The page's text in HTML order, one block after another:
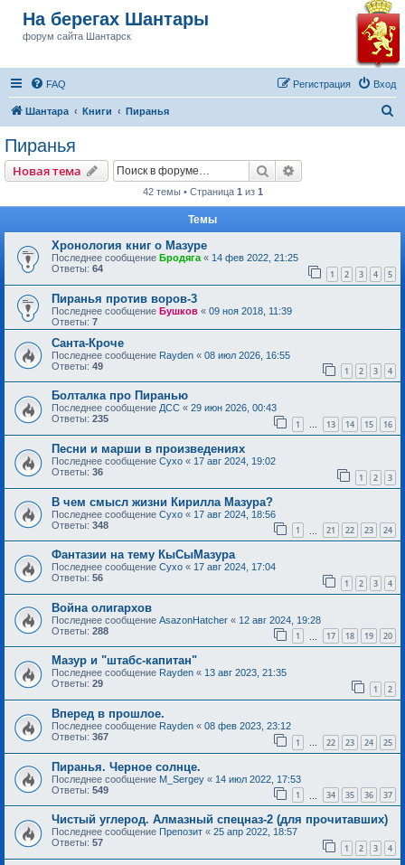
На берегах Шантары
форум сайта Шантарск
FAQ Вход
Регистрация
Шантара Книги Пиранья
Пиранья
Новая тема Поиск
42 темы • Страница 1 из 1
Темы
Хронология книг о Мазуре
Последнее сообщение Бродяга « 14 фев 2022, 21:25
Ответы: 64 1 2 3 4 5
Пиранья против воров-3
Последнее сообщение Бушков « 09 ноя 2018, 11:39
Ответы: 7
Санта-Кроче
Последнее сообщение Rayden « 08 июл 2026, 16:55
Ответы: 49 1 2 3 4
Болталка про Пиранью
Последнее сообщение ДСС « 29 июн 2026, 00:43
Ответы: 235 1 … 13 14 15 16
Песни и марши в произведениях
Последнее сообщение Сухо « 17 авг 2024, 19:02
Ответы: 36 1 2 3
В чем смысл жизни Кирилла Мазура?
Последнее сообщение Сухо « 17 авг 2024, 18:56
Ответы: 348 1 21 22 23 24
Фантазии на тему КыСыМазура
Последнее сообщение Сухо « 17 авг 2024, 17:04
Ответы: 56 1 2 3 4
Война олигархов
Последнее сообщение AsazonHatcher « 12 авг 2024, 19:28
Ответы: 288 1 17 18 19 20
Мазур и "штабс-капитан"
Последнее сообщение Rayden « 13 авг 2023, 21:35
Ответы: 29 1 2
Вперед в прошлое.
Последнее сообщение Rayden « 08 фев 2023, 23:12
Ответы: 367 1 … 22 23 24 25
Пиранья. Черное солнце.
Последнее сообщение M_Sergey « 14 июл 2022, 17:53
Ответы: 549 1 34 35 36 37
Чистый углерод. Алмазный спецназ-2 (для прочитавших)
Последнее сообщение Препозит « 25 апр 2022, 18:57
Ответы: 57 1 2 3 4